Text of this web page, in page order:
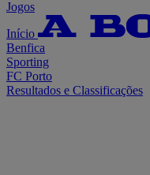
Jogos
Início
Benfica
Sporting
FC Porto
Resultados e Classificações